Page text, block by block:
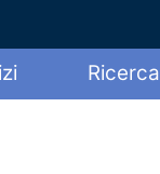
Ricerca